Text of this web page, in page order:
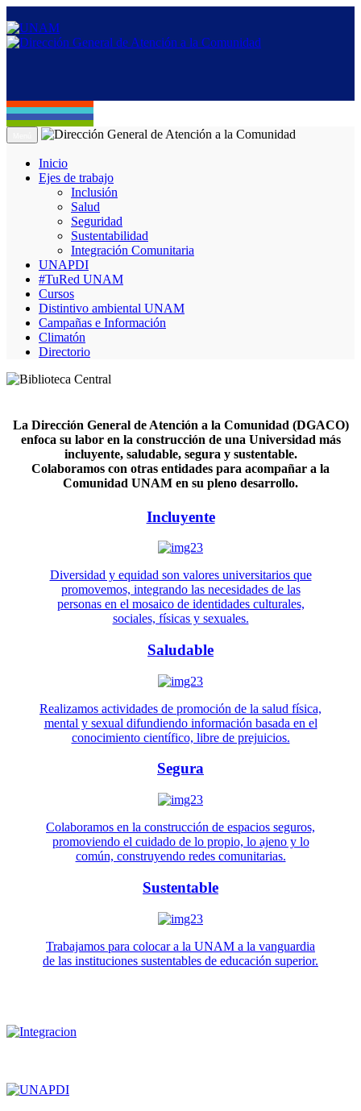
Inicio
Ejes de trabajo
Inclusión
Salud
Seguridad
Sustentabilidad
Integración Comunitaria
UNAPDI
#TuRed UNAM
Cursos
Distintivo ambiental UNAM
Campañas e Información
Climatón
Directorio
La Dirección General de Atención a la Comunidad (DGACO)
enfoca su labor en la construcción de una Universidad más
incluyente, saludable, segura y sustentable.
Colaboramos con otras entidades para acompañar a la
Comunidad UNAM en su pleno desarrollo.
Incluyente
Diversidad y equidad son valores universitarios que
promovemos, integrando las necesidades de las
personas en el mosaico de identidades culturales,
sociales, físicas y sexuales.
Saludable
Realizamos actividades de promoción de la salud física,
mental y sexual difundiendo información basada en el
conocimiento científico, libre de prejuicios.
Segura
Colaboramos en la construcción de espacios seguros,
promoviendo el cuidado de lo propio, lo ajeno y lo
común, construyendo redes comunitarias.
Sustentable
Trabajamos para colocar a la UNAM a la vanguardia
de las instituciones sustentables de educación superior.